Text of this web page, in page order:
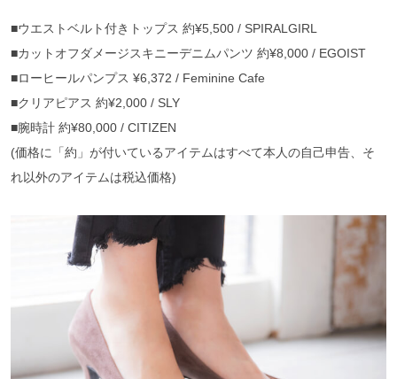
■ウエストベルト付きトップス 約¥5,500 / SPIRALGIRL
■カットオフダメージスキニーデニムパンツ 約¥8,000 / EGOIST
■ローヒールパンプス ¥6,372 / Feminine Cafe
■クリアピアス 約¥2,000 / SLY
■腕時計 約¥80,000 / CITIZEN
(価格に「約」が付いているアイテムはすべて本人の自己申告、そ
れ以外のアイテムは税込価格)